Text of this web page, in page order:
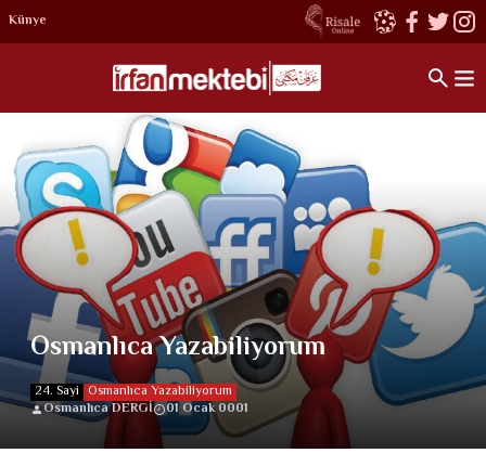
Künye
Osmanlıca Yazabiliyorum
24. Sayi Osmanlıca Yazabiliyorum
Osmanlıca DERGİ
01 Ocak 0001